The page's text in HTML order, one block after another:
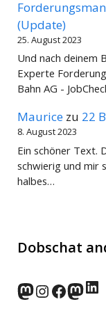
(Update)
25. August 2023
Und nach deinem
Experte
Bahn AG -
Maurice zu 22
8. August 2023
Ein schöner Text.
schwierig und mir
halbes…
Dobschat
Instagram
wp-